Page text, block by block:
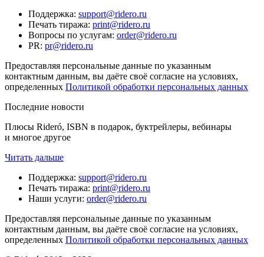
Поддержка: support@ridero.ru
Печать тиража: print@ridero.ru
Вопросы по услугам: order@ridero.ru
PR: pr@ridero.ru
Предоставляя персональные данные по указанным
контактным данным, вы даёте своё согласие на условиях,
определенных Политикой обработки персональных данных
Последние новости
Плюсы Rideró, ISBN в подарок, буктрейлеры, вебинары
и многое другое
Читать дальше
Поддержка: support@ridero.ru
Печать тиража: print@ridero.ru
Наши услуги: order@ridero.ru
Предоставляя персональные данные по указанным
контактным данным, вы даёте своё согласие на условиях,
определенных Политикой обработки персональных данных